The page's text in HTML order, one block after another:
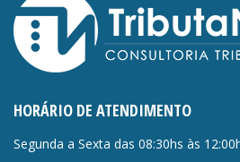
HORÁRIO DE ATENDIMENTO
Segunda a Sexta das 08:30hs às